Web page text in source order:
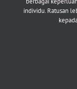
individu. Ratusan